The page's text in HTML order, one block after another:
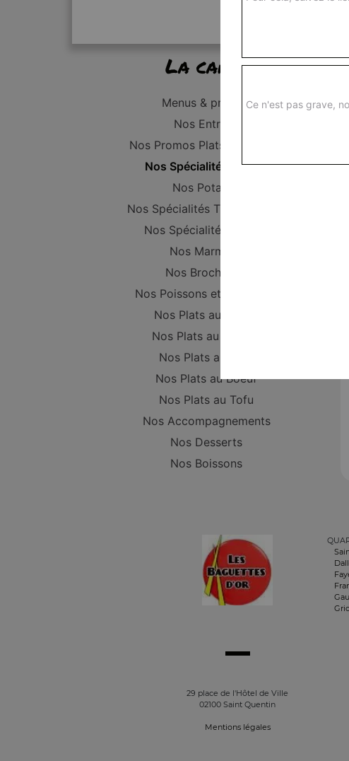
La carte
Menus & promos
Nos Entrées
Nos Promos Plats Composer
Nos Spécialités vapeur
Nos Potages
Nos Spécialités Thaïlandaises
Nos Spécialités Maison
Nos Marmites
Nos Brochettes
Nos Poissons et Crustacés
Nos Plats au Poulet
Nos Plats au Canard
Nos Plats au Porc
Nos Plats au Boeuf
Nos Plats au Tofu
Nos Accompagnements
Nos Desserts
Nos Boissons
29 place de l'Hôtel de Ville
02100 Saint Quentin
Mentions légales
Ce n'est pas grave,